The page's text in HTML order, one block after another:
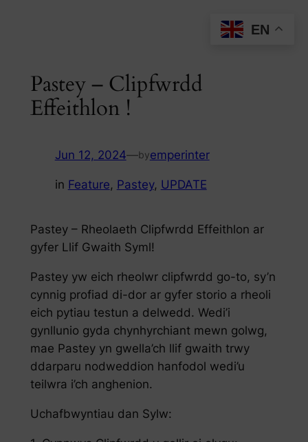
Pastey – Clipfwrdd
Effeithlon !
Jun 12, 2024—byemperinter
in Feature, Pastey, UPDATE
Pastey – Rheolaeth Clipfwrdd Effeithlon ar
gyfer Llif Gwaith Syml!
Pastey yw eich rheolwr clipfwrdd go-to, sy’n
cynnig profiad di-dor ar gyfer storio a rheoli
eich pytiau testun a delwedd. Wedi’i
gynllunio gyda chynhyrchiant mewn golwg,
mae Pastey yn gwella’ch llif gwaith trwy
ddarparu nodweddion hanfodol wedi’u
teilwra i’ch anghenion.
Uchafbwyntiau dan Sylw:
EN